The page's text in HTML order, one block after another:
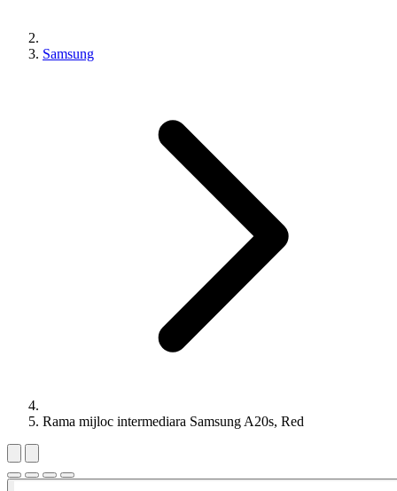
Samsung
Rama mijloc intermediara Samsung A20s, Red